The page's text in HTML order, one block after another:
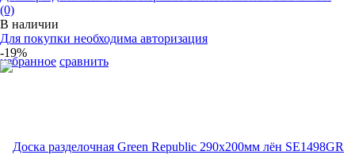
избранное сравнить
(0)
В наличии
Для покупки необходима авторизация
-19%